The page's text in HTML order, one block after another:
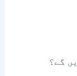
گے؟